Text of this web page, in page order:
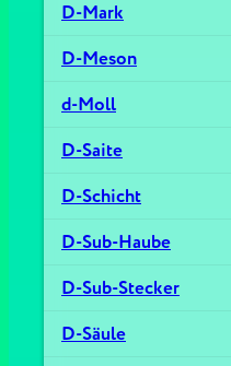
D-Mark
D-Meson
d-Moll
D-Saite
D-Schicht
D-Sub-Haube
D-Sub-Stecker
D-Säule